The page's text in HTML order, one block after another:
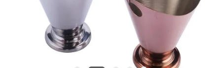
PRIVACY
POLICY